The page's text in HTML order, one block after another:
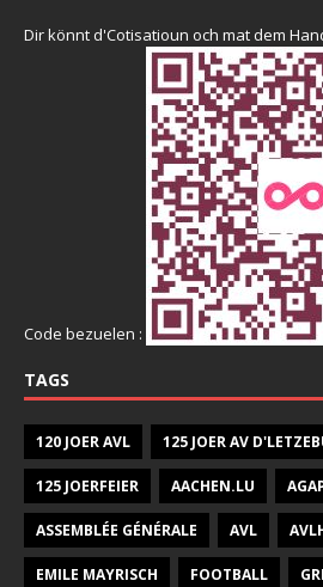
Dir könnt d'Cotisatioun och mat dem
Code bezuelen :
TAGS
120 JOER AVL 125 JOER AV
125 JOERFEIER AACHEN.LU
ASSEMBLÉE GÉNÉRALE AVL
EMILE MAYRISCH FOOTBALL